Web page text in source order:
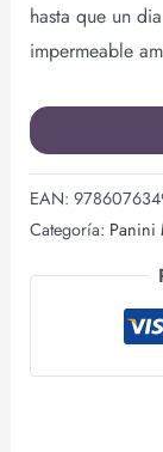
hasta que un
impermeable
EAN:
Categoría: Panini